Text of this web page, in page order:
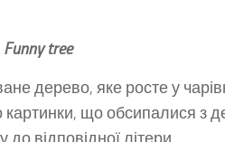
Funny tree
дерево, яке росте у
картинки, що обсипалися з